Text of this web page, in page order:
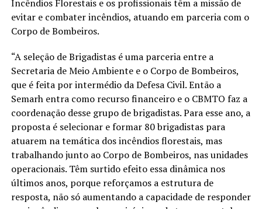
Incêndios Florestais e os profissionais têm a missão de
evitar e combater incêndios, atuando em parceria com o
Corpo de Bombeiros.
“A seleção de Brigadistas é uma parceria entre a
Secretaria de Meio Ambiente e o Corpo de Bombeiros,
que é feita por intermédio da Defesa Civil. Então a
Semarh entra como recurso financeiro e o CBMTO faz a
coordenação desse grupo de brigadistas. Para esse ano, a
proposta é selecionar e formar 80 brigadistas para
atuarem na temática dos incêndios florestais, mas
trabalhando junto ao Corpo de Bombeiros, nas unidades
operacionais. Têm surtido efeito essa dinâmica nos
últimos anos, porque reforçamos a estrutura de
resposta, não só aumentando a capacidade de responder